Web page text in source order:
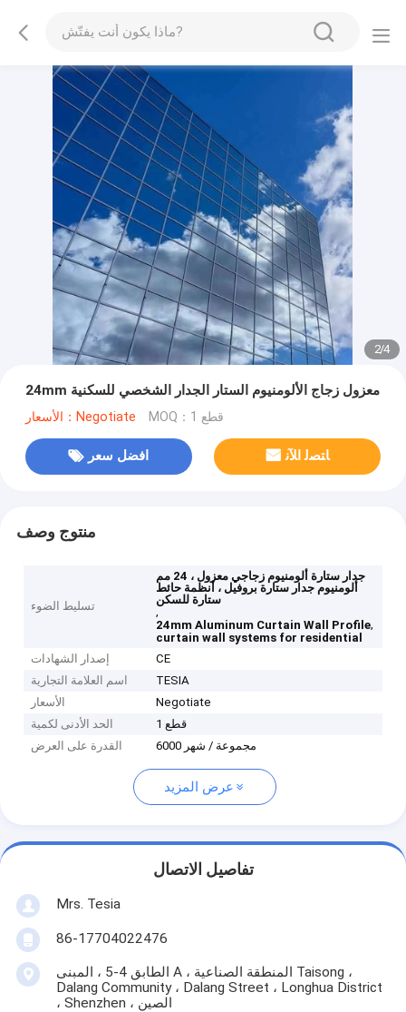
2/4
24mm معزول زجاج الألومنيوم الستار الجدار الشخصي للسكنية
الأسعار：Negotiate MOQ：1 قطع
افضل سعر ﺎﺘﺼﻟ ﺍﻶﻧ
منتوج وصف
تسليط الضوء
جدار ستارة ألومنيوم زجاجي معزول ، 24 مم
ألومنيوم جدار ستارة بروفيل ، أنظمة حائط
ستارة للسكن
,
24mm Aluminum Curtain Wall Profile,
curtain wall systems for residential
إصدار الشهادات
CE
اسم العلامة التجارية
TESIA
الأسعار
Negotiate
الحد الأدنى لكمية
1 قطع
القدرة على العرض
6000 مجموعة / شهر
عرض المزيد
تفاصيل الاتصال
Mrs. Tesia
86-17704022476
الطابق 4-5 ، المبنى A ، المنطقة الصناعية Taisong ،
Dalang Community ، Dalang Street ، Longhua District
، Shenzhen ، الصين